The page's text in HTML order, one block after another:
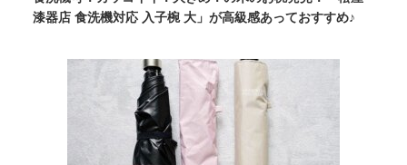
漆器店 食洗機対応 入子椀 大」が高級感あっておすすめ♪